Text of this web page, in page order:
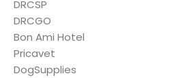
DRCSP
DRCGO
Bon Ami Hotel
Pricavet
DogSupplies